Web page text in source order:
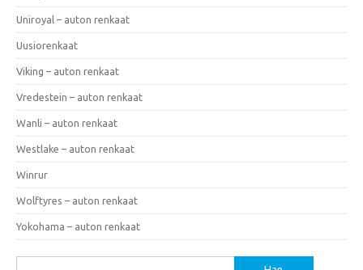
Uniroyal – auton renkaat
Uusiorenkaat
Viking – auton renkaat
Vredestein – auton renkaat
Wanli – auton renkaat
Westlake – auton renkaat
Winrur
Wolftyres – auton renkaat
Yokohama – auton renkaat